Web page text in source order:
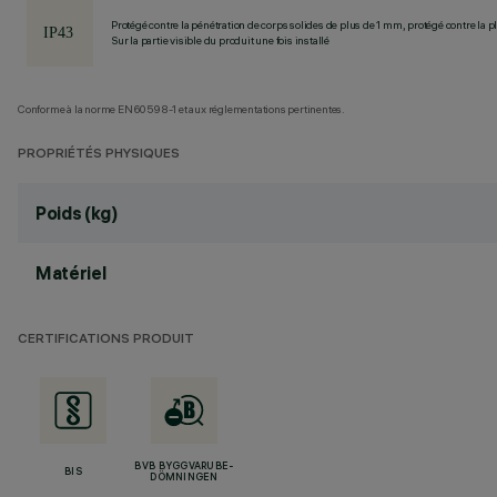
Protégé contre la pénétration de corps solides de plus de 1 mm, protégé contre la
Sur la partie visible du produit une fois installé
Conforme à la norme EN60598-1 et aux réglementations pertinentes.
PROPRIÉTÉS PHYSIQUES
Poids (kg)
Matériel
CERTIFICATIONS PRODUIT
BIS
BVB BYGGVARUBE-
DÖMNINGEN